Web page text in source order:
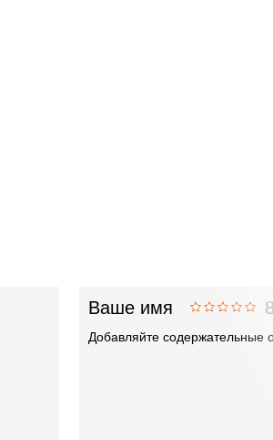
Ваше имя
Добавляйте содержательные